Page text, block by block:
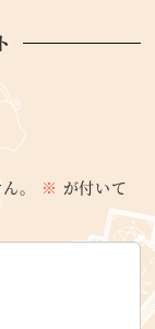
。 ※ が付いて